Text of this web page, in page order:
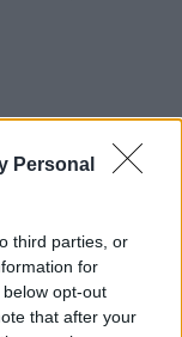
Personal
third parties, or
for
opt-out
that after your